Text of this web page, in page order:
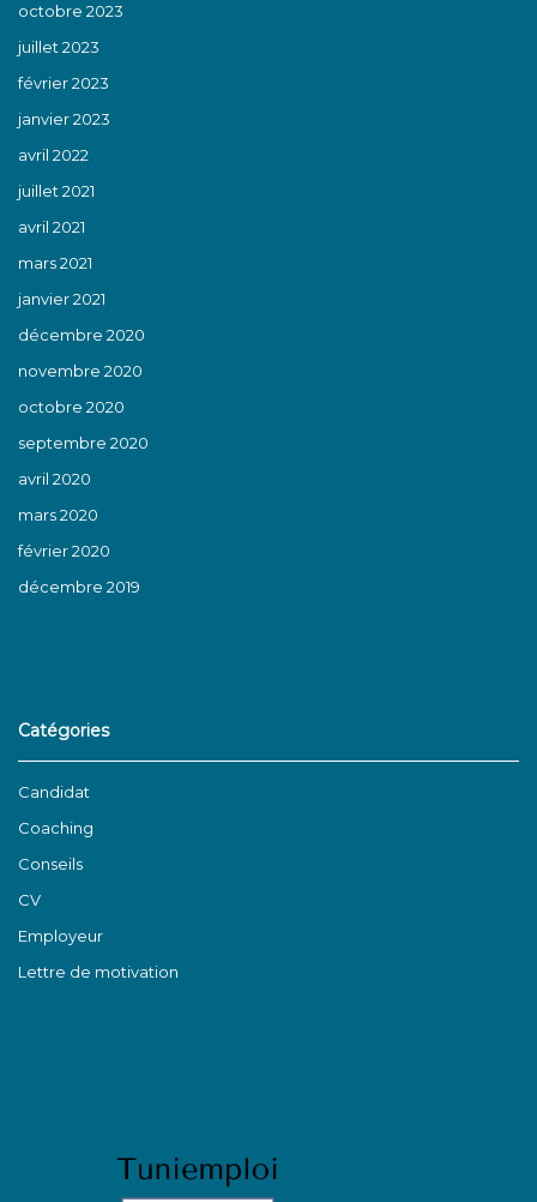
octobre 2023
juillet 2023
février 2023
janvier 2023
avril 2022
juillet 2021
avril 2021
mars 2021
janvier 2021
décembre 2020
novembre 2020
octobre 2020
septembre 2020
avril 2020
mars 2020
février 2020
décembre 2019
Catégories
Candidat
Coaching
Conseils
CV
Employeur
Lettre de motivation